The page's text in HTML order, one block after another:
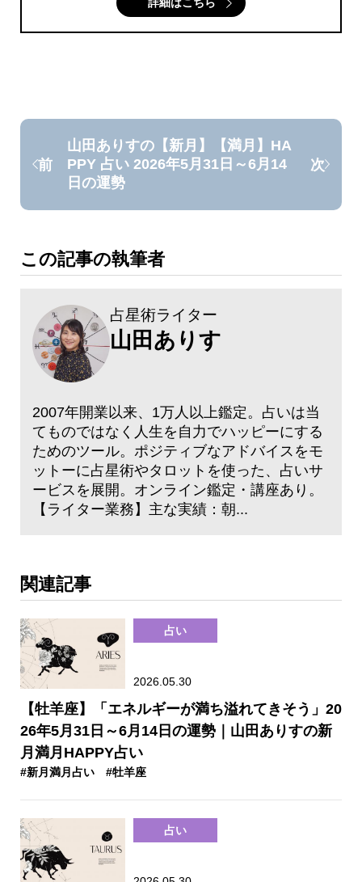
前
山田ありすの【新月】【満月】HA
PPY 占い 2026年5月31日～6月14
日の運勢
次
この記事の執筆者
占星術ライター
山田ありす
2007年開業以来、1万人以上鑑定。占いは当
てものではなく人生を自力でハッピーにする
ためのツール。ポジティブなアドバイスをモ
ットーに占星術やタロットを使った、占いサ
ービスを展開。オンライン鑑定・講座あり。
【ライター業務】主な実績：朝...
関連記事
占い
2026.05.30
【牡羊座】「エネルギーが満ち溢れてきそう」20
26年5月31日～6月14日の運勢｜山田ありすの新
月満月HAPPY占い
#新月満月占い #牡羊座
占い